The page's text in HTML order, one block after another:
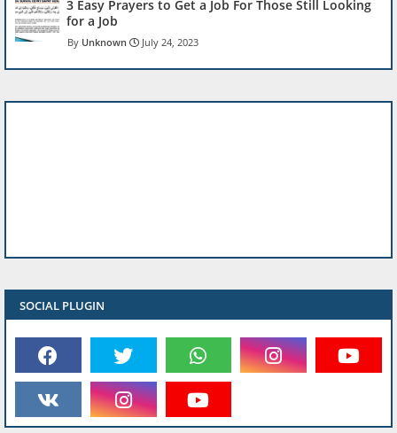
3 Easy Prayers to Get a Job For Those Still Looking
for a Job
Unknown July 24, 2023
SOCIAL PLUGIN